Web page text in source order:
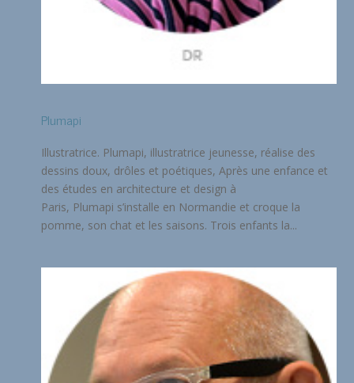
Plumapi
Illustratrice. Plumapi, illustratrice jeunesse, réalise des
dessins doux, drôles et poétiques, Après une enfance et
des études en architecture et design à
Paris, Plumapi s’installe en Normandie et croque la
pomme, son chat et les saisons. Trois enfants la...